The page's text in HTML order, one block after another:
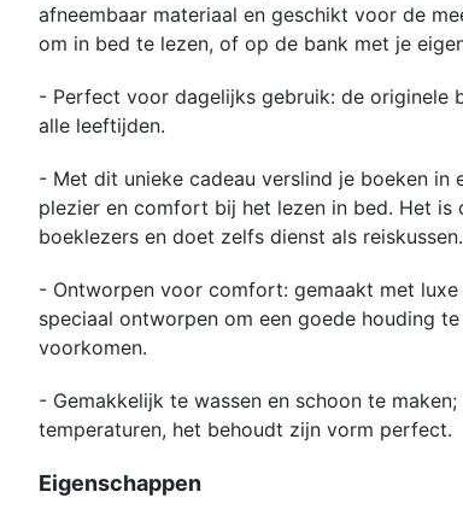
afneembaar materiaal en geschikt voor de
om in bed te lezen, of op de bank met je
- Perfect voor dagelijks gebruik: de originele
alle leeftijden.
- Met dit unieke cadeau verslind je boeken in
plezier en comfort bij het lezen in bed. Het
boeklezers en doet zelfs dienst als reiskussen.
- Ontworpen voor comfort: gemaakt met
speciaal ontworpen om een ​​goede houding
voorkomen.
- Gemakkelijk te wassen en schoon te
temperaturen, het behoudt zijn vorm perfect.
Eigenschappen